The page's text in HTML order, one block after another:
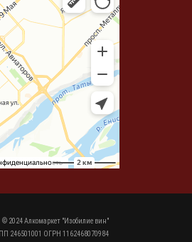
© 2024 Алкомаркет "Изобилие вин"
246501001 ОГРН 1162468070984